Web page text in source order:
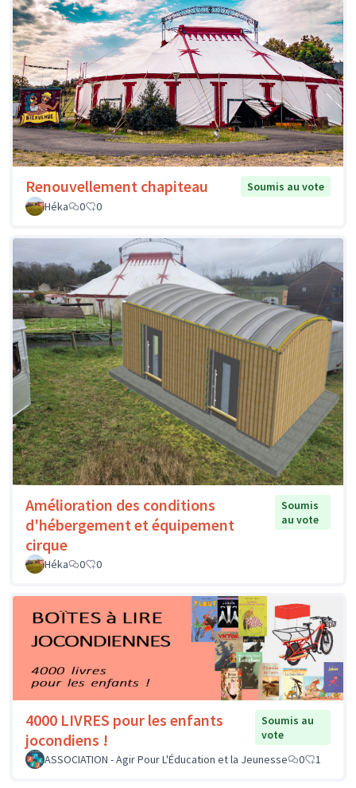
Renouvellement chapiteau
Soumis au vote
Héka
0 0
Amélioration des conditions
d'hébergement et équipement
cirque
Soumis
au vote
Héka 0 0
4000 LIVRES pour les enfants
jocondiens !
Soumis au
vote
ASSOCIATION - Agir Pour L'Éducation et la Jeunesse
0 1